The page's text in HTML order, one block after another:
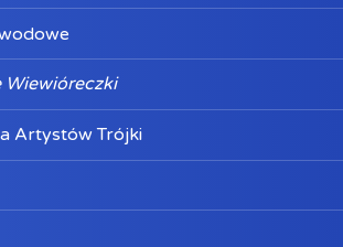
Wiewióreczki
Artystów Trójki